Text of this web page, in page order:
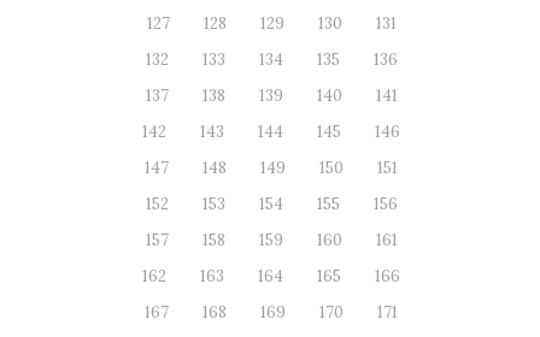
127
128 129 130
131
132
133 134 135
136
137
138 139 140
141
142
143 144 145
146
147
148 149 150
151
152
153 154 155
156
157
158 159 160
161
162
163 164 165
166
167
168 169 170
171